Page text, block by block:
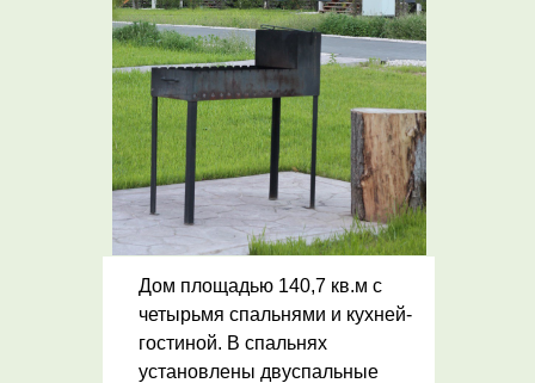
Дом площадью 140,7 кв.м с
четырьмя спальнями и кухней-
гостиной. В спальнях
установлены двуспальные